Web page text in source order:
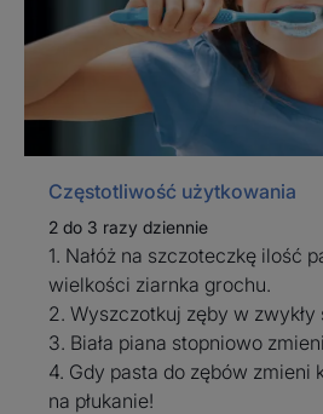
Smak owoców leśnych
*Średni czas szczotkowania zębów
konsumenckim
Częstotliwość użytkowania
2 do 3 razy dziennie
1. Nałóż na szczoteczkę ilość
wielkości ziarnka grochu.
2. Wyszczotkuj zęby w zwykły
3. Biała piana stopniowo
4. Gdy pasta do zębów zmieni
na płukanie!